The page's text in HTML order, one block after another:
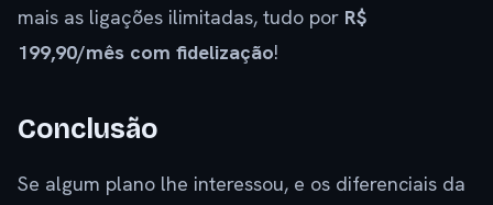
mais as ligações ilimitadas, tudo por R$
199,90/mês com fidelização!
Conclusão
Se algum plano lhe interessou, e os diferenciais da